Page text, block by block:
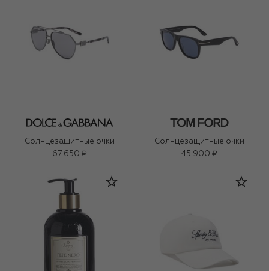
Солнцезащитные очки
67 650 ₽
Солнцезащитные очки
45 900 ₽